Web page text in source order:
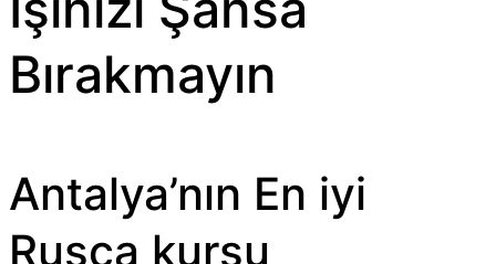
Bırakmayın
Antalya’nın En iyi
Rusça kursu